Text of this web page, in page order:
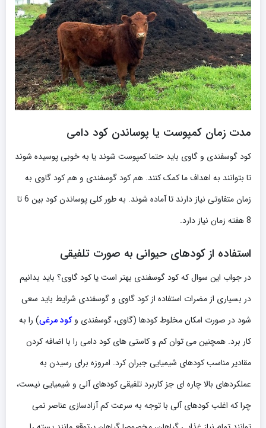
مدت‌ زمان کمپوست یا پوساندن کود دامی
کود گوسفندی و گاوی باید حتما کمپوست شوند یا به‌ خوبی پوسیده شوند
تا بتوانند به اهداف ما کمک کنند. هم کود گوسفندی و هم کود گاوی به
زمان متفاوتی نیاز دارند تا آماده شوند. به طور کلی پوساندن کود بین 6 تا
8 هفته زمان نیاز دارد.
استفاده از کودهای حیوانی به صورت تلفیقی
در جواب این سوال که کود گوسفندی بهتر است یا کود گاوی؟ باید بدانیم
در بسیاری از مضرات استفاده از کود گاوی و گوسفندی شرایط باید سعی
شود در صورت امکان مخلوط کودها (گاوی، گوسفندی وکود مرغی) را به
کار برد. همچنین می توان کم و کاستی های کود دامی را با اضافه کردن
مقادیر مناسب کودهای شیمیایی جبران کرد. امروزه برای رسیدن به
عملکردهای بالا چاره ای جز کاربرد تلفیقی کودهای آلی و شیمیایی نیست،
چرا که اغلب کودهای آلی با توجه به سرعت کم آزادسازی عناصر نمی